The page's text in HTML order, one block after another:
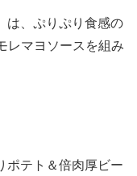
は、ぷりぷり食感の
レマヨソースを組み
テト＆倍肉厚ビー